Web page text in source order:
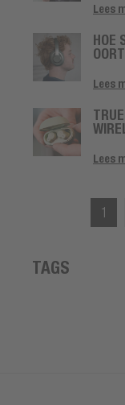
Lees
HOE
Lees
Lees
1
TAGS